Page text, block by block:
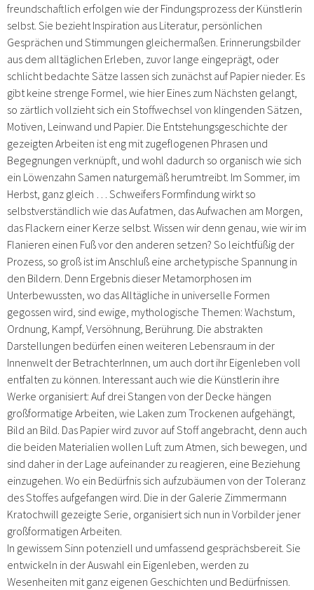
freundschaftlich erfolgen wie der Findungsprozess der Künstlerin
selbst. Sie bezieht Inspiration aus Literatur, persönlichen
Gesprächen und Stimmungen gleichermaßen. Erinnerungsbilder
aus dem alltäglichen Erleben, zuvor lange eingeprägt, oder
schlicht bedachte Sätze lassen sich zunächst auf Papier nieder. Es
gibt keine strenge Formel, wie hier Eines zum Nächsten gelangt,
so zärtlich vollzieht sich ein Stoffwechsel von klingenden Sätzen,
Motiven, Leinwand und Papier. Die Entstehungsgeschichte der
gezeigten Arbeiten ist eng mit zugeflogenen Phrasen und
Begegnungen verknüpft, und wohl dadurch so organisch wie sich
ein Löwenzahn Samen naturgemäß herumtreibt. Im Sommer, im
Herbst, ganz gleich … Schweifers Formfindung wirkt so
selbstverständlich wie das Aufatmen, das Aufwachen am Morgen,
das Flackern einer Kerze selbst. Wissen wir denn genau, wie wir im
Flanieren einen Fuß vor den anderen setzen? So leichtfüßig der
Prozess, so groß ist im Anschluß eine archetypische Spannung in
den Bildern. Denn Ergebnis dieser Metamorphosen im
Unterbewussten, wo das Alltägliche in universelle Formen
gegossen wird, sind ewige, mythologische Themen: Wachstum,
Ordnung, Kampf, Versöhnung, Berührung. Die abstrakten
Darstellungen bedürfen einen weiteren Lebensraum in der
Innenwelt der BetrachterInnen, um auch dort ihr Eigenleben voll
entfalten zu können. Interessant auch wie die Künstlerin ihre
Werke organisiert: Auf drei Stangen von der Decke hängen
großformatige Arbeiten, wie Laken zum Trockenen aufgehängt,
Bild an Bild. Das Papier wird zuvor auf Stoff angebracht, denn auch
die beiden Materialien wollen Luft zum Atmen, sich bewegen, und
sind daher in der Lage aufeinander zu reagieren, eine Beziehung
einzugehen. Wo ein Bedürfnis sich aufzubäumen von der Toleranz
des Stoffes aufgefangen wird. Die in der Galerie Zimmermann
Kratochwill gezeigte Serie, organisiert sich nun in Vorbilder jener
großformatigen Arbeiten.
In gewissem Sinn potenziell und umfassend gesprächsbereit. Sie
entwickeln in der Auswahl ein Eigenleben, werden zu
Wesenheiten mit ganz eigenen Geschichten und Bedürfnissen.